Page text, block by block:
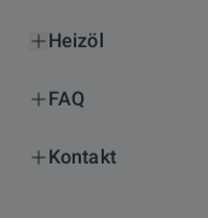
Heizöl
FAQ
Kontakt